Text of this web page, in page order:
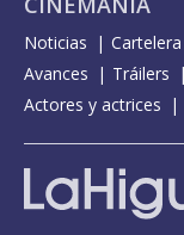
Noticias Cartelera
Avances
Tráilers
Actores y actrices